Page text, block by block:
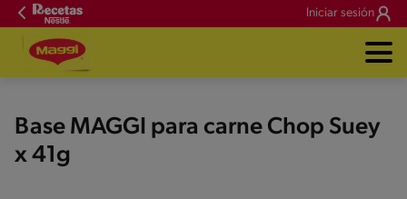
Iniciar sesión
Base MAGGI para carne Chop Suey
x 41g